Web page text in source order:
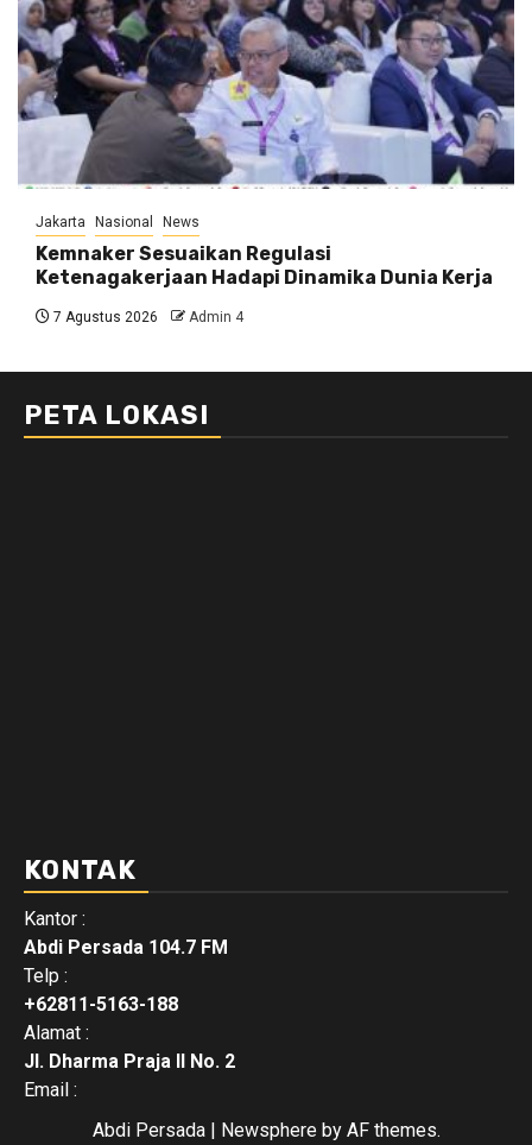
Jakarta Nasional News
Kemnaker Sesuaikan Regulasi
Ketenagakerjaan Hadapi Dinamika Dunia Kerja
7 Agustus 2026 Admin 4
PETA LOKASI
KONTAK
Kantor :
Abdi Persada 104.7 FM
Telp :
+62811-5163-188
Alamat :
Jl. Dharma Praja II No. 2
Email :
Abdi Persada | Newsphereby AF themes.